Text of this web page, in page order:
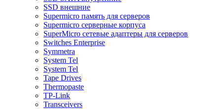
SSD внешние
Supermicro память для серверов
Supermicro серверные корпуса
SuperMicro сетевые адаптеры для серверов
Switches Enterprise
Symmetra
System Tel
System Tel
Tape Drives
Thermopaste
TP-Link
Transceivers